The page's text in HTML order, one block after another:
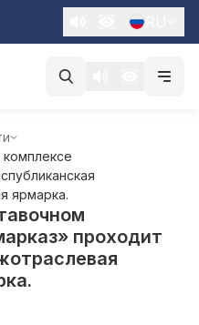
ярмарка.
проходит